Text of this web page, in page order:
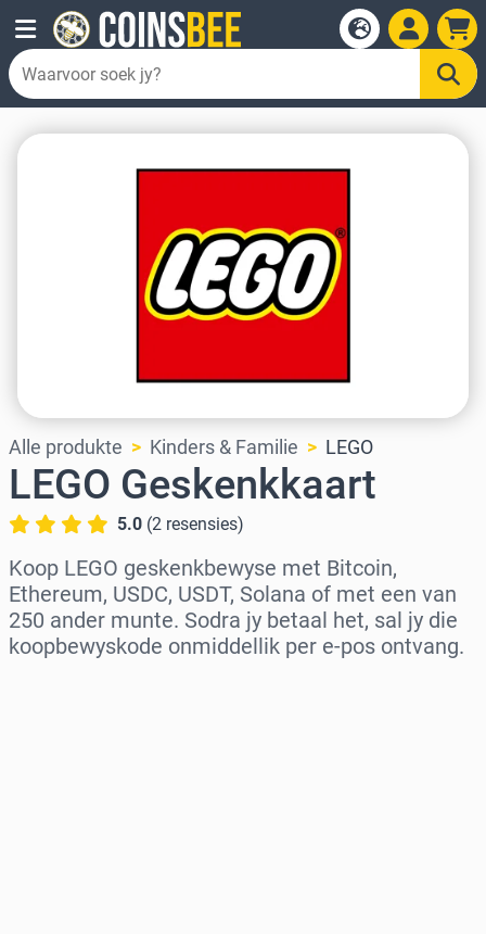
Alle produkte Kinders & Familie LEGO
LEGO Geskenkkaart
5.0 (2 resensies)
Koop LEGO geskenkbewyse met Bitcoin,
Ethereum, USDC, USDT, Solana of met een van
250 ander munte. Sodra jy betaal het, sal jy die
koopbewyskode onmiddellik per e-pos ontvang.